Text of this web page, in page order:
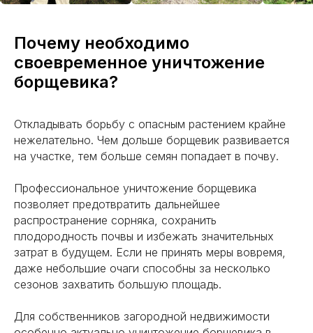
Почему необходимо
своевременное уничтожение
борщевика?
Откладывать борьбу с опасным растением крайне
нежелательно. Чем дольше борщевик развивается
на участке, тем больше семян попадает в почву.
Профессиональное уничтожение борщевика
позволяет предотвратить дальнейшее
распространение сорняка, сохранить
плодородность почвы и избежать значительных
затрат в будущем. Если не принять меры вовремя,
даже небольшие очаги способны за несколько
сезонов захватить большую площадь.
Для собственников загородной недвижимости